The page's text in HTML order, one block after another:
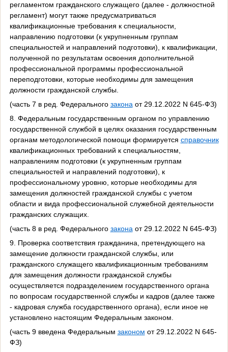
регламентом гражданского служащего (далее - должностной
регламент) могут также предусматриваться
квалификационные требования к специальности,
направлению подготовки (к укрупненным группам
специальностей и направлений подготовки), к квалификации,
полученной по результатам освоения дополнительной
профессиональной программы профессиональной
переподготовки, которые необходимы для замещения
должности гражданской службы.
(часть 7 в ред. Федерального законаот 29.12.2022 N 645-ФЗ)
8. Федеральным государственным органом по управлению
государственной службой в целях оказания государственным
органам методологической помощи формируется справочник
квалификационных требований к специальностям,
направлениям подготовки (к укрупненным группам
специальностей и направлений подготовки), к
профессиональному уровню, которые необходимы для
замещения должностей гражданской службы с учетом
области и вида профессиональной служебной деятельности
гражданских служащих.
(часть 8 в ред. Федерального законаот 29.12.2022 N 645-ФЗ)
9. Проверка соответствия гражданина, претендующего на
замещение должности гражданской службы, или
гражданского служащего квалификационным требованиям
для замещения должности гражданской службы
осуществляется подразделением государственного органа
по вопросам государственной службы и кадров (далее также
- кадровая служба государственного органа), если иное не
установлено настоящим Федеральным законом.
(часть 9 введена Федеральным законом от 29.12.2022 N 645-
ФЗ)